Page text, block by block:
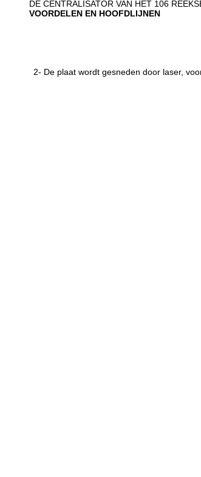
DE CENTRALISATOR VAN HET 106
VOORDELEN EN HOOFDLIJNEN
2- De plaat wordt gesneden door laser,